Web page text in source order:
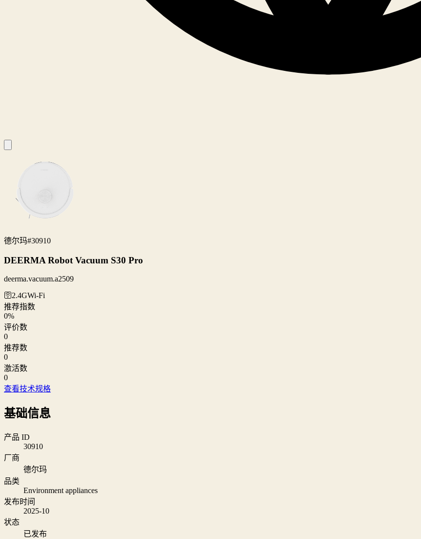
德尔玛#30910
DEERMA Robot Vacuum S30 Pro
deerma.vacuum.a2509
🛜2.4GWi‑Fi
推荐指数
0%
评价数
0
推荐数
0
激活数
0
查看技术规格
基础信息
产品 ID
30910
厂商
德尔玛
品类
Environment appliances
发布时间
2025-10
状态
已发布